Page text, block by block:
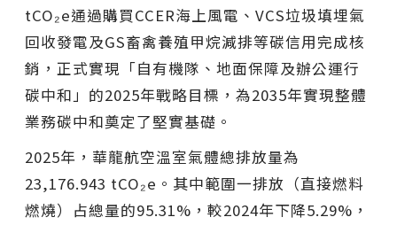
tCO₂e通過購買CCER海上風電、VCS垃圾填埋氣
回收發電及GS畜禽養殖甲烷減排等碳信用完成核
銷，正式實現「自有機隊、地面保障及辦公運行
碳中和」的2025年戰略目標，為2035年實現整體
業務碳中和奠定了堅實基礎。
2025年，華龍航空溫室氣體總排放量為
23,176.943 tCO₂e。其中範圍一排放（直接燃料
燃燒）占總量的95.31%，較2024年下降5.29%，